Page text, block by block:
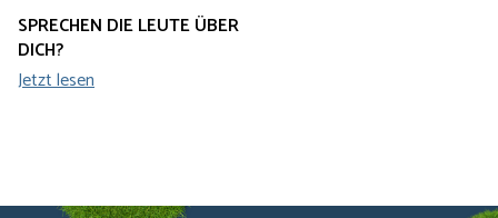
SPRECHEN DIE LEUTE ÜBER
DICH?
Jetzt lesen